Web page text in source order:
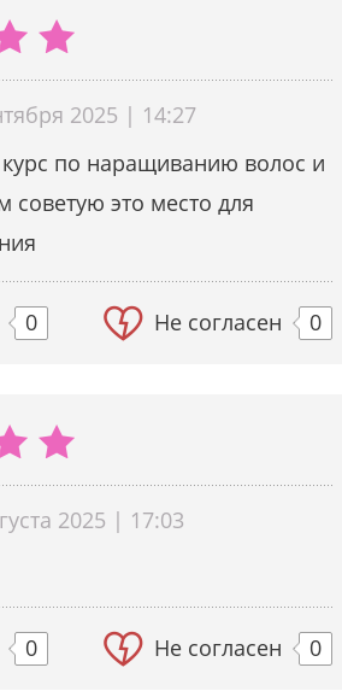
2025 | 14:27
по наращиванию волос и
советую это место для
0 Не согласен 0
2025 | 17:03
0 Не согласен 0